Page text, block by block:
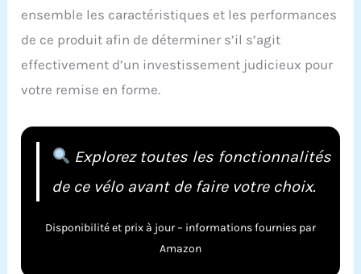
ensemble les caractéristiques et les performances
de ce produit afin de déterminer s’il s’agit
effectivement d’un investissement judicieux pour
votre remise en forme.
Explorez toutes les fonctionnalités
de ce vélo avant de faire votre choix.
Disponibilité et prix à jour – informations fournies par
Amazon